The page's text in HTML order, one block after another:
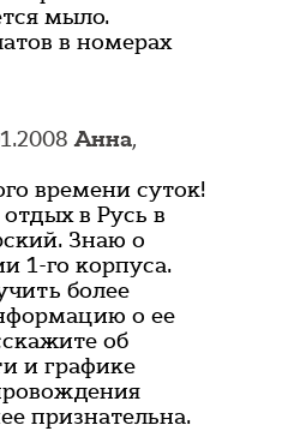
мыло.
в номерах
Анна,
времени суток!
в Русь в
Знаю о
1-го корпуса.
более
о ее
об
и графике
признательна.